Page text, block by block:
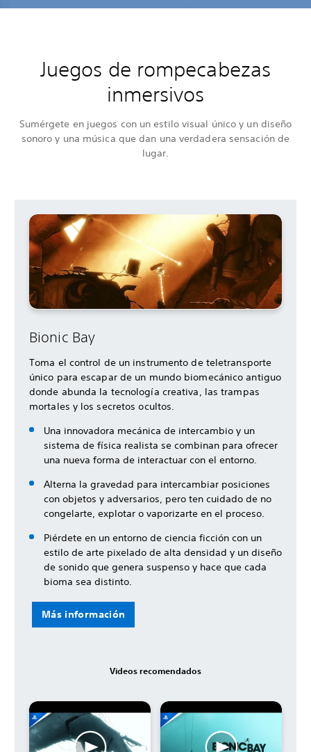
Juegos de rompecabezas
inmersivos
Sumérgete en juegos con un estilo visual único y un diseño
sonoro y una música que dan una verdadera sensación de
lugar.
Bionic Bay
Toma el control de un instrumento de teletransporte
único para escapar de un mundo biomecánico antiguo
donde abunda la tecnología creativa, las trampas
mortales y los secretos ocultos.
Una innovadora mecánica de intercambio y un
sistema de física realista se combinan para ofrecer
una nueva forma de interactuar con el entorno.
Alterna la gravedad para intercambiar posiciones
con objetos y adversarios, pero ten cuidado de no
congelarte, explotar o vaporizarte en el proceso.
Piérdete en un entorno de ciencia ficción con un
estilo de arte pixelado de alta densidad y un diseño
de sonido que genera suspenso y hace que cada
bioma sea distinto.
Más información
Videos recomendados